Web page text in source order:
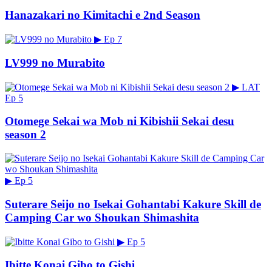
Hanazakari no Kimitachi e 2nd Season
▶ Ep 7
LV999 no Murabito
▶ LAT
Ep 5
Otomege Sekai wa Mob ni Kibishii Sekai desu
season 2
▶ Ep 5
Suterare Seijo no Isekai Gohantabi Kakure Skill de
Camping Car wo Shoukan Shimashita
▶ Ep 5